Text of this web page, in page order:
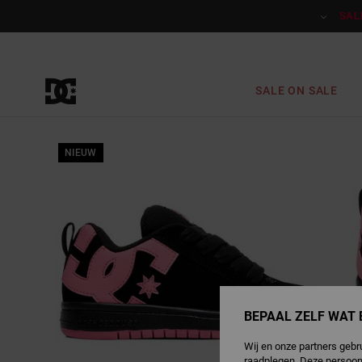
SALE ON SALE
NIEUW
BEPAAL ZELF WAT
Wij en onze partners